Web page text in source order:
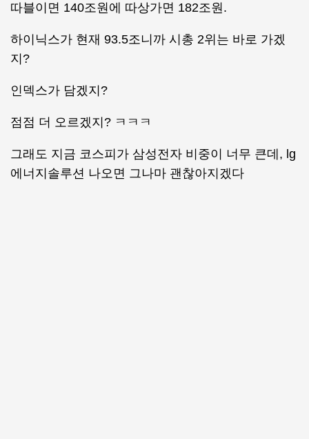
따블이면 140조원에 따상가면 182조원.
하이닉스가 현재 93.5조니까 시총 2위는 바로 가겠
지?
인덱스가 담겠지?
점점 더 오르겠지? ㅋㅋㅋ
그래도 지금 코스피가 삼성전자 비중이 너무 큰데, lg
에너지솔루션 나오면 그나마 괜찮아지겠다